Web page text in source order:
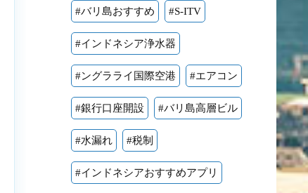
#バリ島おすすめ #S-ITV
#インドネシア浄水器
#ングラライ国際空港 #エアコン
#銀行口座開設 #バリ島高層ビル
#水漏れ #税制
#インドネシアおすすめアプリ